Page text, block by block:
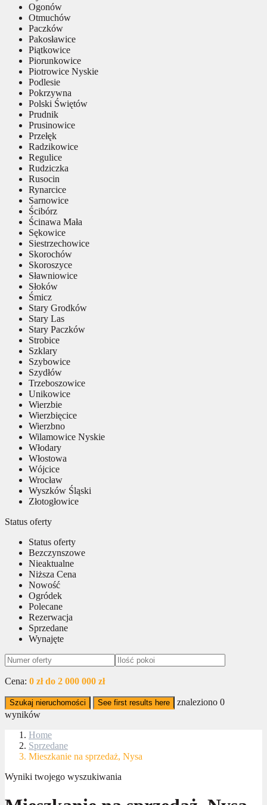
Ogonów
Otmuchów
Paczków
Pakosławice
Piątkowice
Piorunkowice
Piotrowice Nyskie
Podlesie
Pokrzywna
Polski Świętów
Prudnik
Prusinowice
Przełęk
Radzikowice
Regulice
Rudziczka
Rusocin
Rynarcice
Sarnowice
Ścibórz
Ścinawa Mała
Sękowice
Siestrzechowice
Skorochów
Skoroszyce
Sławniowice
Słoków
Śmicz
Stary Grodków
Stary Las
Stary Paczków
Strobice
Szklary
Szybowice
Szydłów
Trzeboszowice
Unikowice
Wierzbie
Wierzbięcice
Wierzbno
Wilamowice Nyskie
Włodary
Włostowa
Wójcice
Wrocław
Wyszków Śląski
Złotogłowice
Status oferty
Status oferty
Bezczynszowe
Nieaktualne
Niższa Cena
Nowość
Ogródek
Polecane
Rezerwacja
Sprzedane
Wynajęte
Cena: 0 zł do 2 000 000 zł
Szukaj nieruchomości See first results here znaleziono 0
wyników
Home
Sprzedane
Mieszkanie na sprzedaż, Nysa
Wyniki twojego wyszukiwania